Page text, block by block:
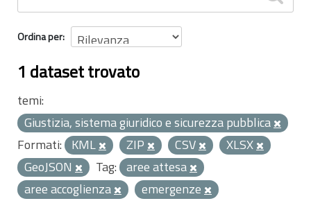
Ordina per
1 dataset trovato
temi:
Giustizia, sistema giuridico e sicurezza pubblica
Formati: KML ZIP CSV
XLSX
GeoJSON
Tag: aree attesa
aree accoglienza
emergenze